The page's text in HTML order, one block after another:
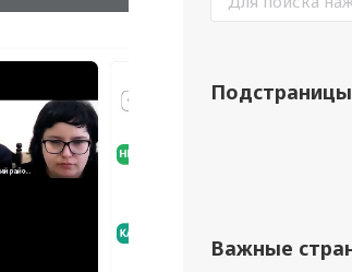
Подстраницы
Важные